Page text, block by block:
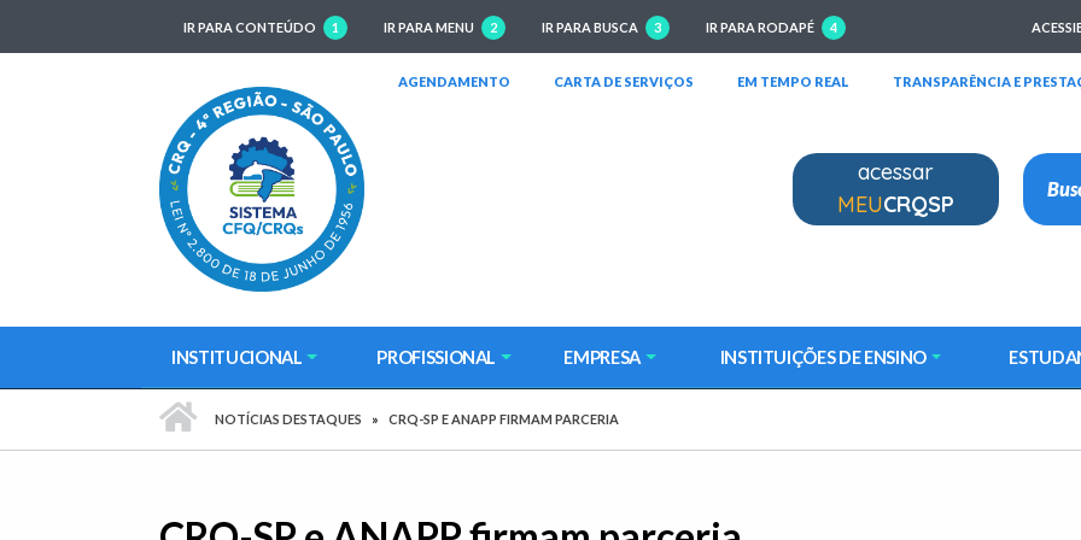
IR PARA CONTEÚDO 1 IR PARA MENU 2 IR PARA BUSCA 3 IR PARA RODAPÉ 4
AGENDAMENTO (ABRIRÁ EM NOVA JANELA)
CARTA DE SERVIÇOS (ABRIRÁ EM NOVA JANELA)
EM TEMPO REAL (ABRIRÁ EM NOVA JANELA)
TRANSPARÊNCIA E
acessar
MEUCRQSP
INSTITUCIONAL PROFISSIONAL EMPRESA INSTITUIÇÕES DE ENSINO
PÁGINA INICIAL
NOTÍCIAS DESTAQUES CRQ-SP E ANAPP FIRMAM PARCERIA